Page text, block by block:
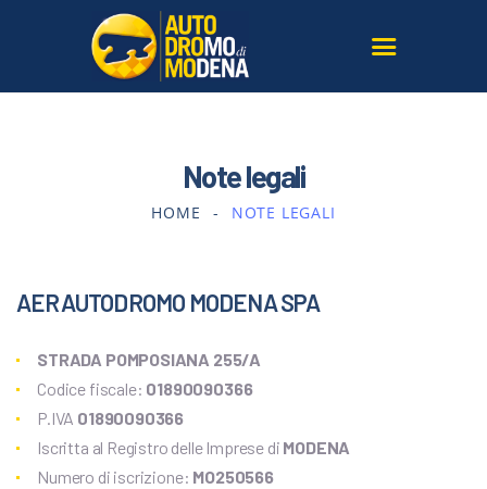
L’AUTODROMO
GIRARE IN PISTA
CORSI GUIDA SICURA
LE NOSTRE AUTO
GALLERY E MEDIA
ISCRIVITI ALLA
NEWSLETTER
CONTATTI
DOVE SIAMO
Note legali
HOME NOTE LEGALI
AERAUTODROMO MODENA SPA
STRADA POMPOSIANA 255/A
Codice fiscale: 01890090366
P.IVA 01890090366
Iscritta al Registro delle Imprese di MODENA
Numero di iscrizione: MO250566